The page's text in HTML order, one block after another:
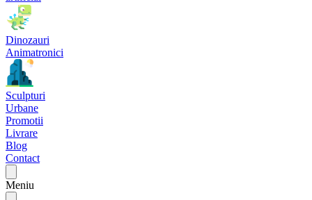
Dinozauri
Animatronici
Sculpturi
Urbane
Promotii
Livrare
Blog
Contact
Meniu